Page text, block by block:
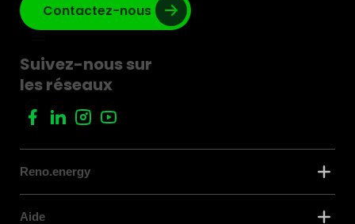
Contactez-nous
Suivez-nous sur
les réseaux
Reno.energy
Aide